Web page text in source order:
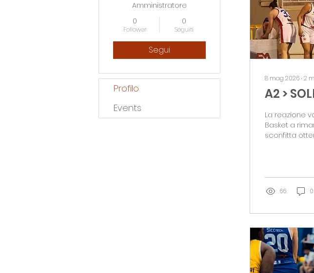
8 mag 2026 ∙2
A2 >
La reazione
Basket a
sconfitta
tiro di Marta
primo
66 0
Amministratore
0
Follower
0
Seguiti
Segui
Profilo
Events